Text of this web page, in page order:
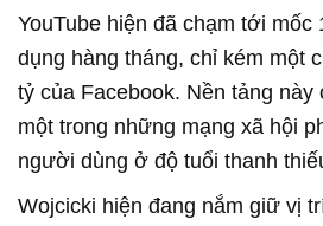
YouTube hiện đã chạm tới
dụng hàng tháng, chỉ kém một
tỷ của Facebook. Nền tảng này
một trong những mạng xã hội
người dùng ở độ tuổi thanh
Wojcicki hiện đang nắm giữ vị